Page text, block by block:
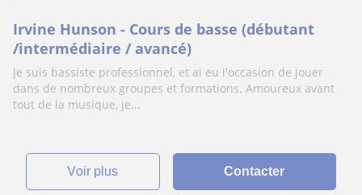
Irvine Hunson - Cours de basse (débutant
/intermédiaire / avancé)
Je suis bassiste professionnel, et ai eu l'occasion de jouer
dans de nombreux groupes et formations. Amoureux avant
tout de la musique, je...
voir plus Contacter